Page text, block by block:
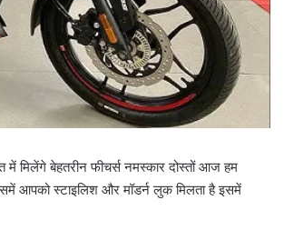
मिलेंगे बेहतरीन फीचर्स नमस्कार दोस्तों आज हम
आपको स्टाइलिश और मॉडर्न लुक मिलता है इसमें